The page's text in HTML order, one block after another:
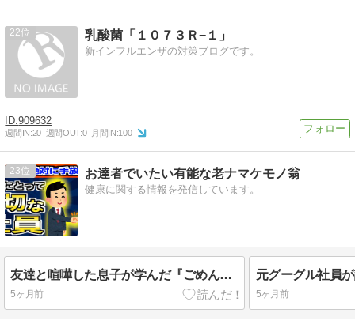
22 乳酸菌「１０７３Ｒ−１」
新インフルエンザの対策ブログです。
909632
週間IN:20 週間OUT:0 月間IN:100
23 お達者でいたい有能な老ナマケモノ翁
健康に関する情報を発信しています。
友達と喧嘩した息子が学んだ『ごめんなさい』の大切さ
5ヶ月前 5ヶ月前